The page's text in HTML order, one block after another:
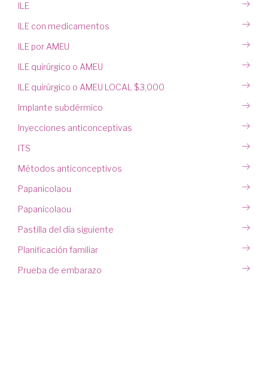
ILE
ILE con medicamentos
ILE por AMEU
ILE quirúrgico o AMEU
ILE quirúrgico o AMEU LOCAL $3,000
Implante subdérmico
Inyecciones anticonceptivas
ITS
Métodos anticonceptivos
Papanicolaou
Papanicolaou
Pastilla del día siguiente
Planificación familiar
Prueba de embarazo